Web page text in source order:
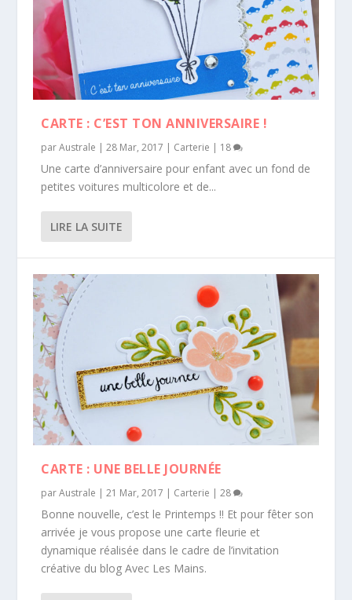
CARTE : C’EST TON ANNIVERSAIRE !
parAustrale |28 Mar, 2017 | Carterie | 18
Une carte d’anniversaire pour enfant avec un fond de
petites voitures multicolore et de...
LIRE LA SUITE
CARTE : UNE BELLE JOURNÉE
parAustrale |21 Mar, 2017 | Carterie |28
Bonne nouvelle, c’est le Printemps !! Et pour fêter son
arrivée je vous propose une carte fleurie et
dynamique réalisée dans le cadre de l’invitation
créative du blog Avec Les Mains.